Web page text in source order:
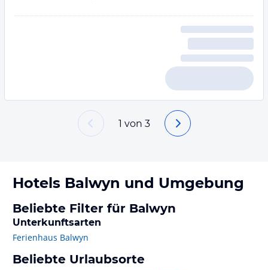
1 von 3
Hotels Balwyn und Umgebung
Beliebte Filter für Balwyn
Unterkunftsarten
Ferienhaus Balwyn
Beliebte Urlaubsorte